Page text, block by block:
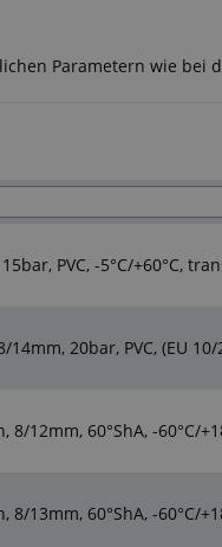
Parametern wie bei
PVC, -5°C/+60°C,
14mm, 20bar, PVC, (EU
8/12mm, 60°ShA, -60°C/
8/13mm, 60°ShA, -60°C/